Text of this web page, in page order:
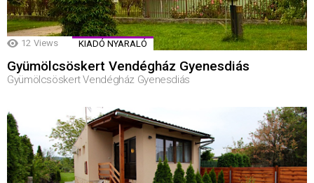
12 Views KIADÓ NYARALÓ
Gyümölcsöskert Vendégház Gyenesdiás
Gyümölcsöskert Vendégház Gyenesdiás